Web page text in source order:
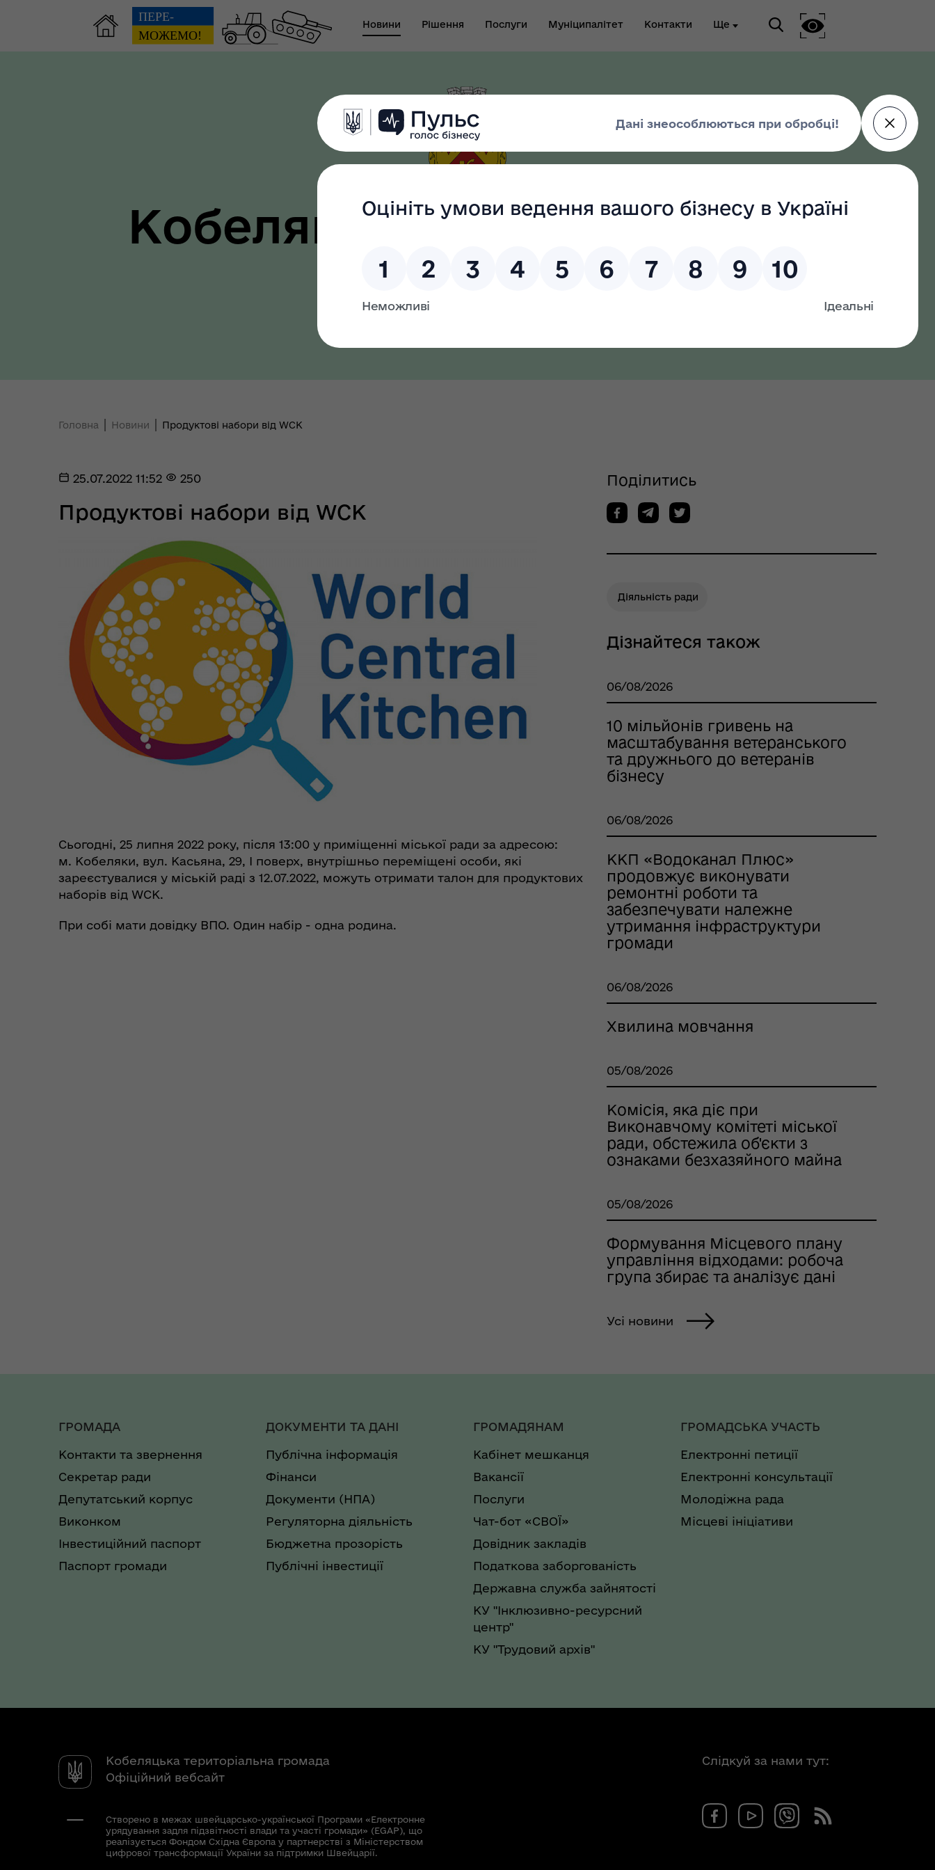
Новини Рішення Послуги Муніципалітет Контакти Ще
Ради України з прав людини у
єВідновлення
Звіт виконуючого
повноваження міського
голови-секретаря міської
програма ментального
здоров"я
Кобеляцької громади
Безоплатна правнича
Кобеляцька територіальна
громада
Головна Новини Продуктові набори від WCK
25.07.2022 11:52 250
Продуктові набори від WCK
Сьогодні, 25 липня 2022 року, після 13:00 у приміщенні міської ради за адресою:
м. Кобеляки, вул. Касьяна, 29, І поверх, внутрішньо переміщені особи, які
зареєстувалися у міській раді з 12.07.2022, можуть отримати талон для продуктових
наборів від WCK.
При собі мати довідку ВПО. Один набір - одна родина.
Поділитись
Діяльність ради
Дізнайтеся також
06/08/2026
10 мільйонів гривень на
масштабування ветеранського
та дружнього до ветеранів
бізнесу
06/08/2026
ККП «Водоканал Плюс»
продовжує виконувати
ремонтні роботи та
забезпечувати належне
утримання інфраструктури
громади
06/08/2026
Хвилина мовчання
05/08/2026
Комісія, яка діє при
Виконавчому комітеті міської
ради, обстежила об'єкти з
ознаками безхазяйного майна
05/08/2026
Формування Місцевого плану
управління відходами: робоча
група збирає та аналізує дані
Усі новини
ГРОМАДА
Контакти та звернення
Секретар ради
Депутатський корпус
Виконком
Інвестиційний паспорт
Паспорт громади
ДОКУМЕНТИ ТА ДАНІ
Публічна інформація
Фінанси
Документи (НПА)
Регуляторна діяльність
Бюджетна прозорість
Публічні інвестиції
ГРОМАДЯНАМ
Кабінет мешканця
Вакансії
Послуги
Чат-бот «СВОЇ»
Довідник закладів
Податкова заборгованість
Державна служба зайнятості
КУ "Інклюзивно-ресурсний
центр"
КУ "Трудовий архів"
ГРОМАДСЬКА УЧАСТЬ
Електронні петиції
Електронні консультації
Молодіжна рада
Місцеві ініціативи
Кобеляцька територіальна громада
Офіційний вебсайт
Створено в межах швейцарсько-української Програми «Електронне
урядування задля підзвітності влади та участі громади» (EGAP), що
реалізується Фондом Східна Європа у партнерстві з Міністерством
цифрової трансформації України за підтримки Швейцарії.
Слідкуй за нами тут: